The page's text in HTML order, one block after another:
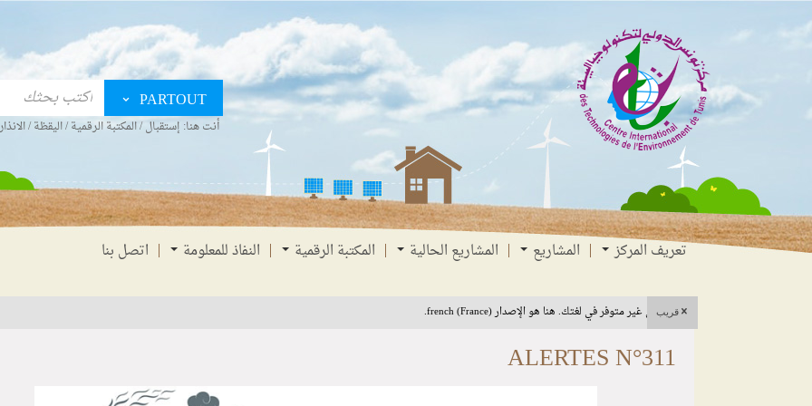
انتقل
القائمة
انتقال
المحتوى
الانتقال
البحث
PARTOUT
أنت هنا: إستقبال/المكتبة الرقمية/اليقظة/
تعريف المركز المشاريع المشاريع الحالية المكتبة الرقمية النفاذ للمعلومة اتصل بنا
هذا المحتوى غير متوفر في لغتك. هنا هو الإصدار french (France).
قريب
ALERTES N°311